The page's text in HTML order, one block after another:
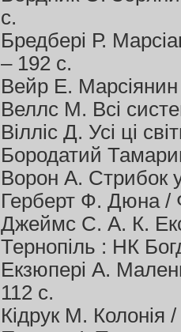
с.
Бредбері Р.
– 192 с.
Вейр Е.
Веллс М. Всі
Вілліс Д. Усі ці
Бородатий
Ворон А. Стрибок
Герберт Ф. Дюна /
Джеймс С. А. К.
Тернопіль : НК
Екзюпері А.
112 с.
Кідрук М.